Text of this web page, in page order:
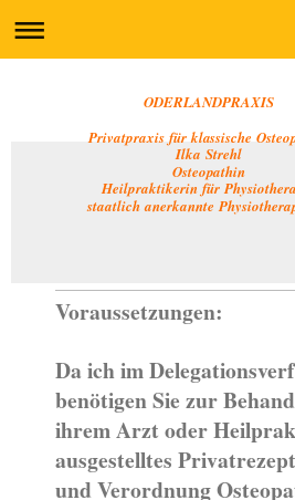
ODERLANDPRAXIS
Privatpraxis für klassische
Ilka Strehl
Osteopathin
Heilpraktikerin für
staatlich anerkannte
Voraussetzungen:
Da ich im
benötigen Sie zur
ihrem Arzt oder
ausgestelltes
und Verordnung